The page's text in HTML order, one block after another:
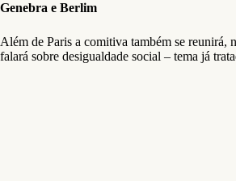
Genebra e Berlim
Além de Paris a comitiva também se reunirá,
falará sobre desigualdade social – tema já